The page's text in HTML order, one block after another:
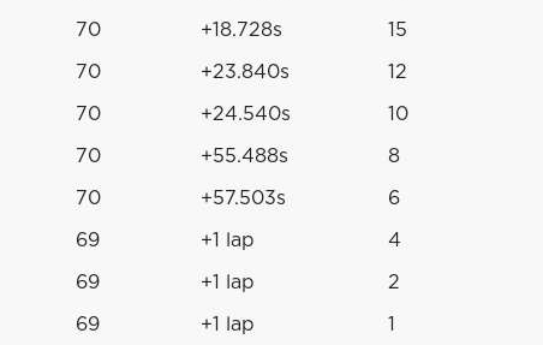
70 +18.728s 15
70 +23.840s 12
70 +24.540s 10
70 +55.488s 8
70 +57.503s 6
69 +1 lap 4
69 +1 lap 2
69 +1 lap 1